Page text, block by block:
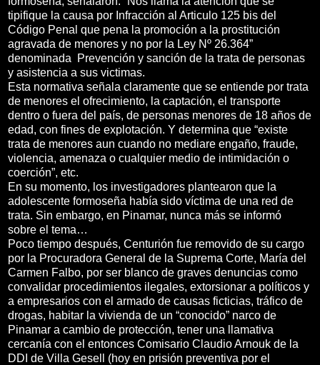
tipifique la causa por Infracción al Articulo 125 bis del
Código Penal que pena la promoción a la prostitución
agravada de menores y no por la Ley Nº 26.364”
denominada Prevención y sanción de la trata de personas
y asistencia a sus victimas.
Esta normativa señala claramente que se entiende por trata
de menores el ofrecimiento, la captación, el transporte
dentro o fuera del país, de personas menores de 18 años de
edad, con fines de explotación. Y determina que “existe
trata de menores aun cuando no mediare engaño, fraude,
violencia, amenaza o cualquier medio de intimidación o
coerción”, etc.
En su momento, los investigadores plantearon que la
adolescente formoseña había sido víctima de una red de
trata. Sin embargo, en Pinamar, nunca más se informó
sobre el tema…
Poco tiempo después, Centurión fue removido de su cargo
por la Procuradora General de la Suprema Corte, María del
Carmen Falbo, por ser blanco de graves denuncias como
convalidar procedimientos ilegales, extorsionar a políticos y
a empresarios con el armado de causas ficticias, tráfico de
drogas, habitar la vivienda de un “conocido” narco de
Pinamar a cambio de protección, tener una llamativa
cercanía con el entonces Comisario Claudio Arnouk de la
DDI de Villa Gesell (hoy en prisión preventiva por el